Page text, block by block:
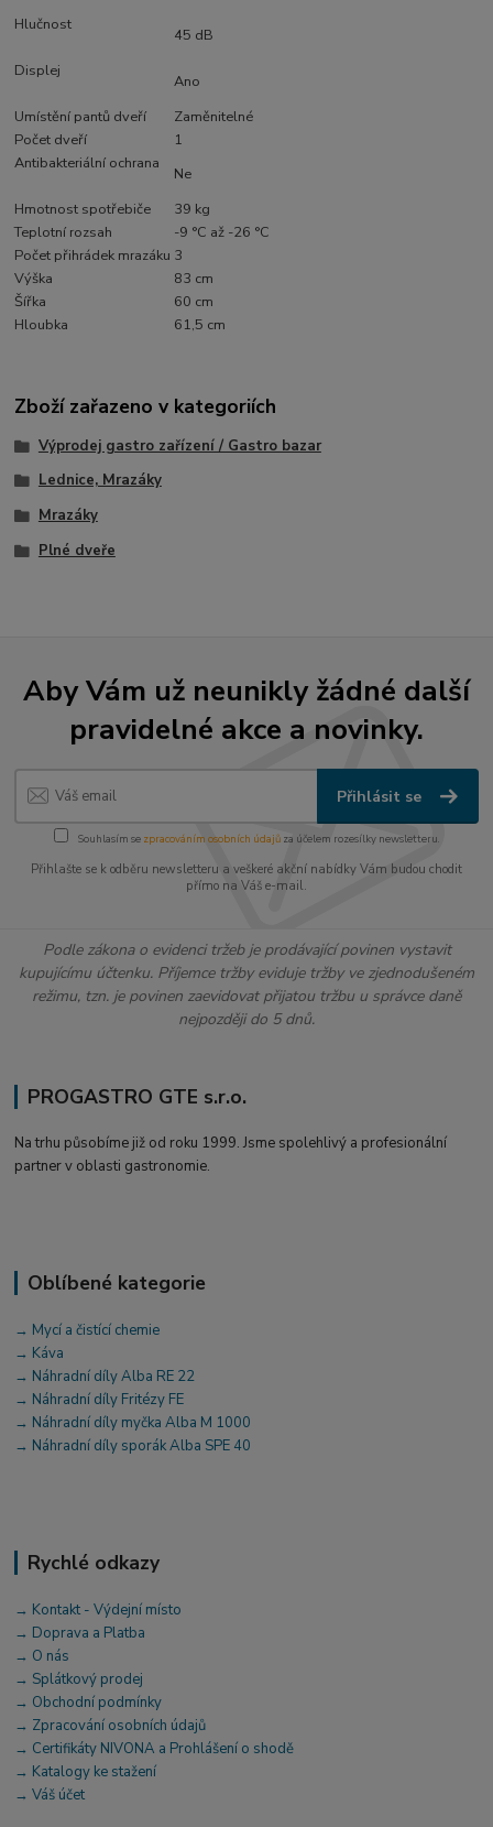
Hlučnost
45 dB
Displej
Ano
Umístění pantů dveří
Zaměnitelné
Počet dveří
1
Antibakteriální ochrana
Ne
Hmotnost spotřebiče
39 kg
Teplotní rozsah
-9 °C až -26 °C
Počet přihrádek mrazáku 3
Výška
83 cm
Šířka
60 cm
Hloubka
61,5 cm
Zboží zařazeno v kategoriích
Výprodej gastro zařízení / Gastro bazar
Lednice, Mrazáky
Mrazáky
Plné dveře
Aby Vám už neunikly žádné další
pravidelné akce a novinky.
Přihlásit se
Souhlasím se zpracováním osobních údajůza účelem rozesílky newsletteru.
Přihlašte se k odběru newsletteru a veškeré akční nabídky Vám budou chodit
přímo na Váš e-mail.
Podle zákona o evidenci tržeb je prodávající povinen vystavit
kupujícímu účtenku. Příjemce tržby eviduje tržby ve zjednodušeném
režimu, tzn. je povinen zaevidovat přijatou tržbu u správce daně
nejpozději do 5 dnů.
PROGASTRO GTE s.r.o.
Na trhu působíme již od roku 1999. Jsme spolehlivý a profesionální
partner v oblasti gastronomie.
Oblíbené kategorie
→ Mycí a čistící chemie
→ Káva
→ Náhradní díly Alba RE 22
→ Náhradní díly Fritézy FE
→ Náhradní díly myčka Alba M 1000
→ Náhradní díly sporák Alba SPE 40
Rychlé odkazy
→ Kontakt - Výdejní místo
→ Doprava a Platba
→ O nás
→ Splátkový prodej
→ Obchodní podmínky
→ Zpracování osobních údajů
→ Certifikáty NIVONA a Prohlášení o shodě
→ Katalogy ke stažení
→ Váš účet